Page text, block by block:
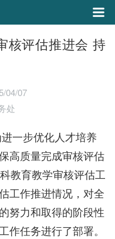
核评估推进会 持
04/07
处
一步优化人才培养
高质量完成审核评估
教育教学审核评估工
工作推进情况，对全
努力和取得的阶段性
作任务进行了部署。